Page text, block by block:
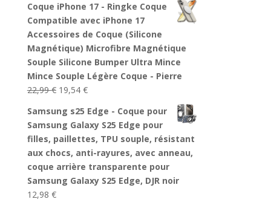
Coque iPhone 17 - Ringke Coque
Compatible avec iPhone 17
Accessoires de Coque (Silicone
Magnétique) Microfibre Magnétique
Souple Silicone Bumper Ultra Mince
Mince Souple Légère Coque - Pierre
22,99€ Le
initial
était :
22,99 €.
19,54 €Le
actuel
est :
19,54 €.
Samsung s25 Edge - Coque pour
Samsung Galaxy S25 Edge pour
filles, paillettes, TPU souple, résistant
aux chocs, anti-rayures, avec anneau,
coque arrière transparente pour
Samsung Galaxy S25 Edge, DJR noir
12,98 €